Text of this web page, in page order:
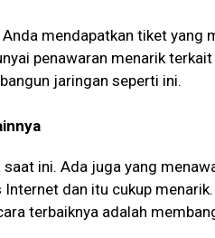
mendapatkan tiket yang
penawaran menarik
jaringan seperti ini.
ini. Ada juga yang
dan itu cukup
terbaiknya adalah